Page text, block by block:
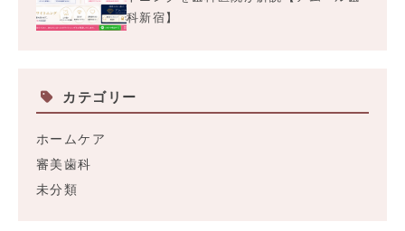
科新宿】
カテゴリー
ホームケア
審美歯科
未分類